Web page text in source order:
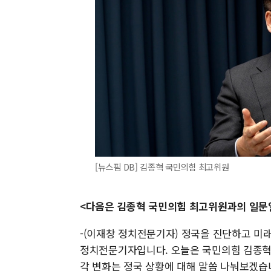
[뉴스핌 DB] 김종혁 국민의힘 최고위원
<다음은 김종혁 국민의힘 최고위원과의 일
-(이재창 정치전문기자) 정국을 진단하고 미
정치전문기자입니다. 오늘은 국민의힘 김종
각 변화는 정국 상황에 대해 말씀 나눠보겠